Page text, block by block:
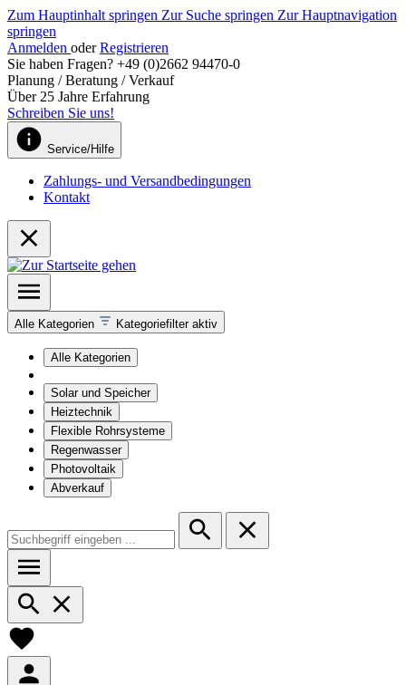
Zum Hauptinhalt springen Zur Suche springen Zur Hauptnavigation
springen
Anmelden oder Registrieren
Sie haben Fragen? +49 (0)2662 94470-0
Planung / Beratung / Verkauf
Über 25 Jahre Erfahrung
Schreiben Sie uns!
Service/Hilfe
Zahlungs- und Versandbedingungen
Kontakt
Alle Kategorien Kategoriefilter aktiv
Alle Kategorien
Solar und Speicher
Heiztechnik
Flexible Rohrsysteme
Regenwasser
Photovoltaik
Abverkauf